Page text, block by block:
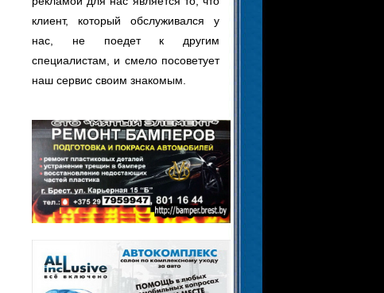
клиент, который обслуживался у
нас, не поедет к другим
специалистам, и смело посоветует
наш сервис своим знакомым.